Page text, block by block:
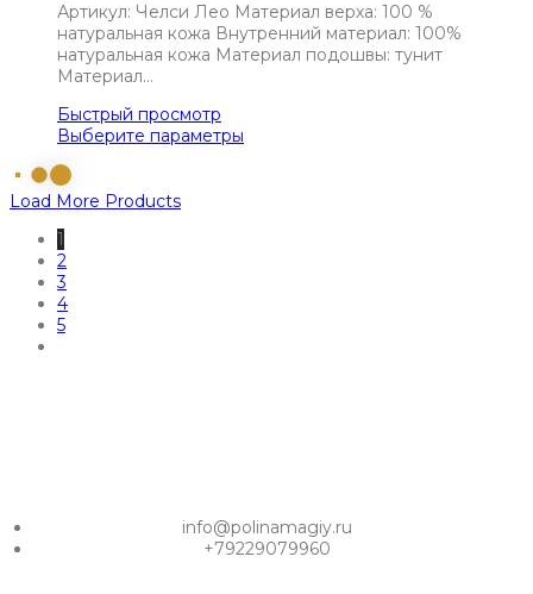
Артикул: Челси Лео Материал верха: 100 %
натуральная кожа Внутренний материал: 100%
натуральная кожа Материал подошвы: тунит
Материал…
Быстрый просмотр
Выберите параметры
Load More Products
1
2
3
4
5
info@polinamagiy.ru
+79229079960